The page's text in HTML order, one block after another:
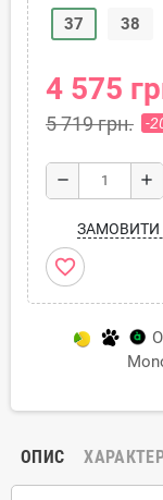
37
38
4 575
5 719 грн. -
remove add
ЗАМОВИТИ
favorite_border
ОПИС